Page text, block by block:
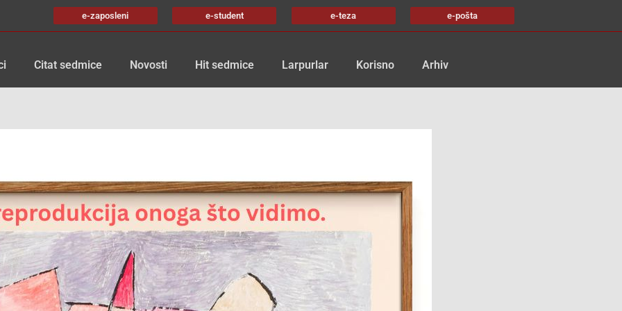
e-zaposleni e-student e-teza e-pošta
Citat sedmice Novosti Hit sedmice Larpurlar Korisno Arhiv